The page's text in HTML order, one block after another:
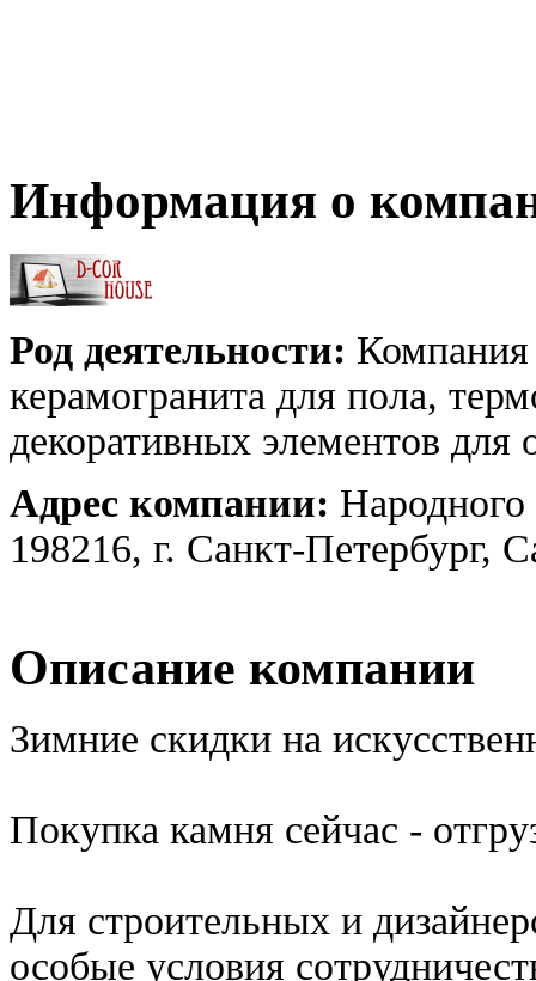
Информация о
Род деятельности: Компания
керамогранита для пола,
декоративных элементов
Адрес компании:
198216, г. Санкт-Петербург,
Описание компании
Зимние скидки на
Покупка камня сейчас -
Для строительных и
особые условия